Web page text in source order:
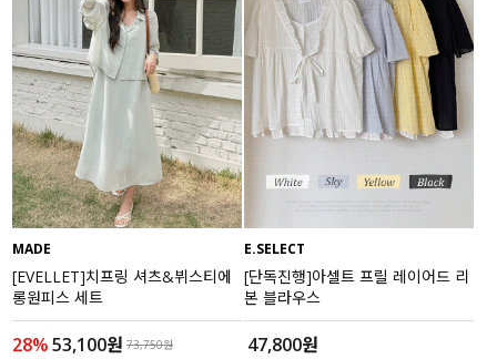
MADE
[EVELLET]치프링 셔츠&뷔스티에
롱원피스 세트
28%53,100원 73,750원
E.SELECT
[단독진행]아셀트 프릴 레이어드 리
본 블라우스
47,800원